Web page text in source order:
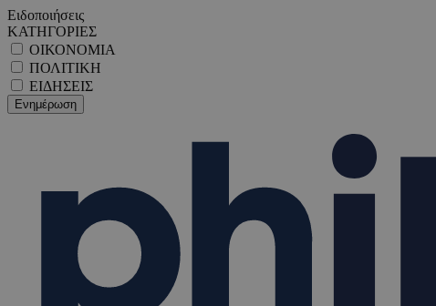
Ειδοποιήσεις
ΚΑΤΗΓΟΡΙΕΣ
ΟΙΚΟΝΟΜΙΑ
ΠΟΛΙΤΙΚΗ
ΕΙΔΗΣΕΙΣ